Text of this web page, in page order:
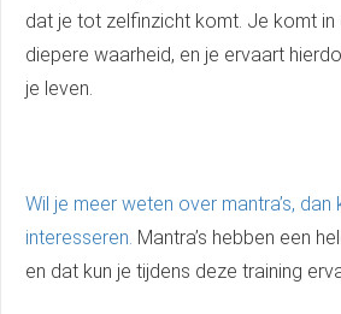
dat je tot zelfinzicht komt. Je komt
diepere waarheid, en je ervaart
je leven.
Wil je meer weten over mantra’s, dan
interesseren. Mantra’s hebben een
en dat kun je tijdens deze training